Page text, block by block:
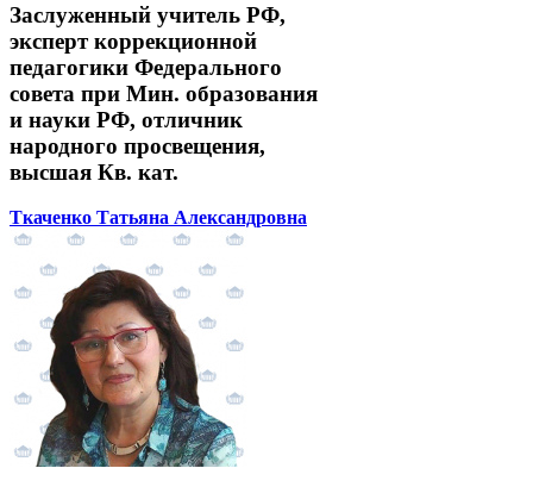
Заслуженный учитель РФ,
эксперт коррекционной
педагогики Федерального
совета при Мин. образования
и науки РФ, отличник
народного просвещения,
высшая Кв. кат.
Ткаченко Татьяна Александровна